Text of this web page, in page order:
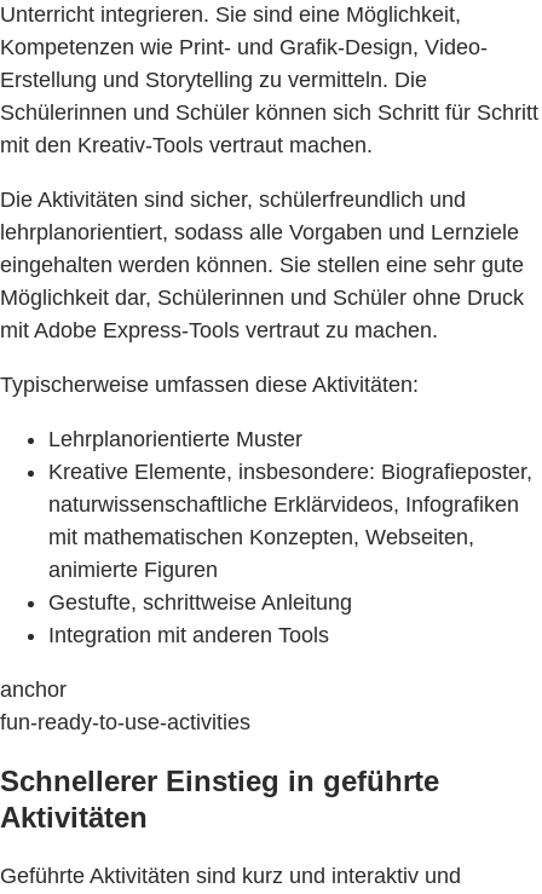
Unterricht integrieren. Sie sind eine Möglichkeit,
Kompetenzen wie Print- und Grafik-Design, Video-
Erstellung und Storytelling zu vermitteln. Die
Schülerinnen und Schüler können sich Schritt für Schritt
mit den Kreativ-Tools vertraut machen.
Die Aktivitäten sind sicher, schülerfreundlich und
lehrplanorientiert, sodass alle Vorgaben und Lernziele
eingehalten werden können. Sie stellen eine sehr gute
Möglichkeit dar, Schülerinnen und Schüler ohne Druck
mit Adobe Express-Tools vertraut zu machen.
Typischerweise umfassen diese Aktivitäten:
Lehrplanorientierte Muster
Kreative Elemente, insbesondere: Biografieposter,
naturwissenschaftliche Erklärvideos, Infografiken
mit mathematischen Konzepten, Webseiten,
animierte Figuren
Gestufte, schrittweise Anleitung
Integration mit anderen Tools
anchor
fun-ready-to-use-activities
Schnellerer Einstieg in geführte
Aktivitäten
Geführte Aktivitäten sind kurz und interaktiv und